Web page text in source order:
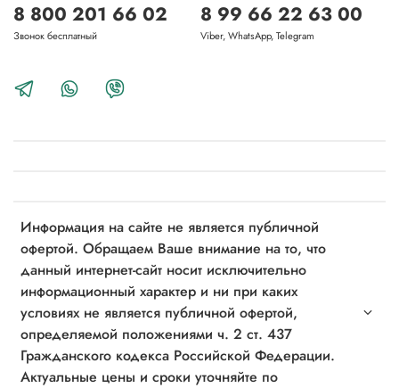
Информация на сайте не является публичной
офертой. Обращаем Ваше внимание на то, что
данный интернет-сайт носит исключительно
информационный характер и ни при каких
условиях не является публичной офертой,
определяемой положениями ч. 2 ст. 437
Гражданского кодекса Российской Федерации.
Актуальные цены и сроки уточняйте по
8 800 201 66 02
Звонок бесплатный
8 99 66 22 63 00
Viber, WhatsApp, Telegram